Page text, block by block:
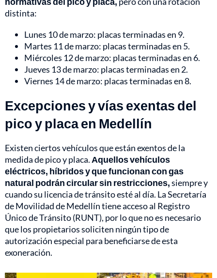
distinta:
Lunes 10 de marzo: placas terminadas en 9.
Martes 11 de marzo: placas terminadas en 5.
Miércoles 12 de marzo: placas terminadas en 6.
Jueves 13 de marzo: placas terminadas en 2.
Viernes 14 de marzo: placas terminadas en 8.
Excepciones y vías exentas del
pico y placa en Medellín
Existen ciertos vehículos que están exentos de la
medida de pico y placa. Aquellos vehículos
eléctricos, híbridos y que funcionan con gas
natural podrán circular sin restricciones,siempre y
cuando su licencia de tránsito esté al día. La Secretaría
de Movilidad de Medellín tiene acceso al Registro
Único de Tránsito (RUNT), por lo que no es necesario
que los propietarios soliciten ningún tipo de
autorización especial para beneficiarse de esta
exoneración.